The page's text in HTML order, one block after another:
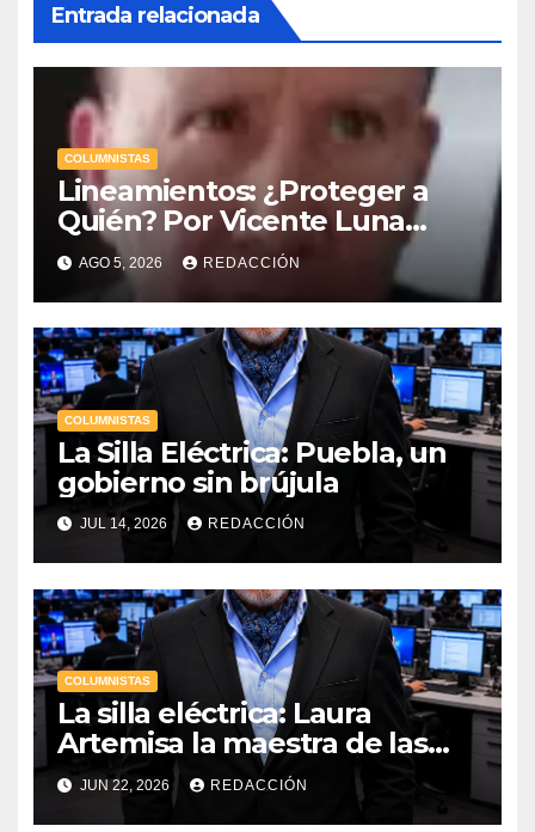
Entrada relacionada
COLUMNISTAS
Lineamientos: ¿Proteger a
Quién? Por Vicente Luna
Hernández
AGO 5, 2026 REDACCIÓN
COLUMNISTAS
La Silla Eléctrica: Puebla, un
gobierno sin brújula
JUL 14, 2026 REDACCIÓN
COLUMNISTAS
La silla eléctrica: Laura
Artemisa la maestra de las
Precampañas Por Antonio
Ladrón de Guevara
JUN 22, 2026 REDACCIÓN